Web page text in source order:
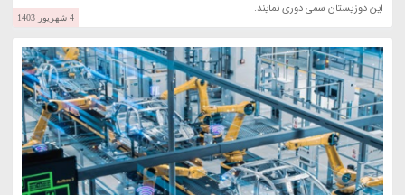
این دوزیستان سمی دوری نمایند.
4 شهریور 1403